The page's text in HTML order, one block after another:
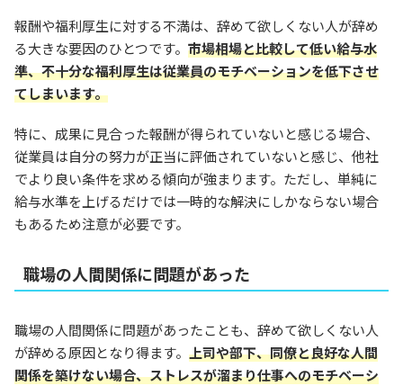
報酬や福利厚生に対する不満は、辞めて欲しくない人が辞め
る大きな要因のひとつです。 市場相場と比較して低い給与水
準、不十分な福利厚生は従業員のモチベーションを低下させ
てしまいます。
特に、成果に見合った報酬が得られていないと感じる場合、
従業員は自分の努力が正当に評価されていないと感じ、他社
でより良い条件を求める傾向が強まります。ただし、単純に
給与水準を上げるだけでは一時的な解決にしかならない場合
もあるため注意が必要です。
職場の人間関係に問題があった
職場の人間関係に問題があったことも、辞めて欲しくない人
が辞める原因となり得ます。 上司や部下、同僚と良好な人間
関係を築けない場合、ストレスが溜まり仕事へのモチベーシ